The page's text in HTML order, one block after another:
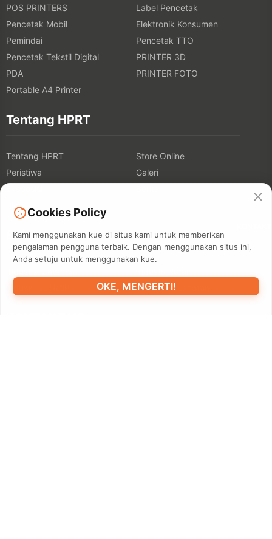
POS PRINTERS
Label Pencetak
Pencetak Mobil
Elektronik Konsumen
Pemindai
Pencetak TTO
Pencetak Tekstil Digital
PRINTER 3D
PDA
PRINTER FOTO
Portable A4 Printer
Tentang HPRT
Tentang HPRT
Store Online
Peristiwa
Galeri
Blog
Solusi
Industri Kesehatan
Cookies Policy
Kami menggunakan kue di situs kami untuk memberikan
pengalaman pengguna terbaik. Dengan menggunakan situs ini,
Anda setuju untuk menggunakan kue.
OKE, MENGERTI!